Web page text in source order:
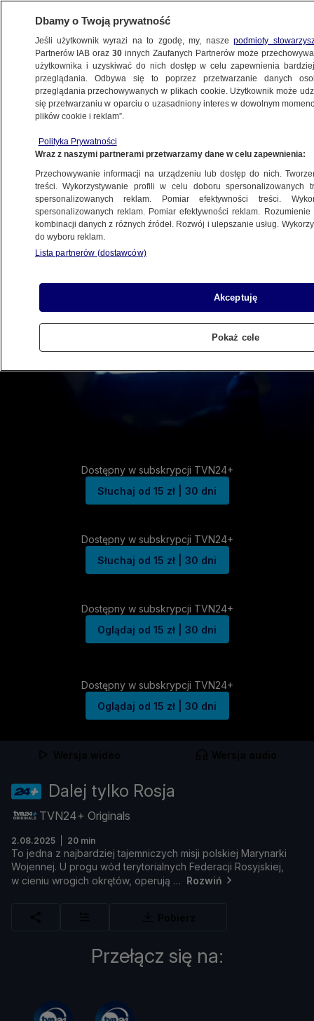
Dostępny w subskrypcji TVN24+
Słuchaj od 15 zł | 30 dni
Dostępny w subskrypcji TVN24+
Słuchaj od 15 zł | 30 dni
Dostępny w subskrypcji TVN24+
Oglądaj od 15 zł | 30 dni
Dostępny w subskrypcji TVN24+
Oglądaj od 15 zł | 30 dni
Dalej tylko Rosja
TVN24+ Originals
2.08.2025 20 min
To jedna z najbardziejtajemniczych misji polskiej Marynarki
Wojennej. U progu wódterytorialnych Federacji Rosyjskiej,
w cieniu wrogich okrętów, operują Rozwiń
Przełącz się na:
Dbamy o Twoją prywatność
Jeśli użytkownik wyrazi na to zgodę, my, naszepodmioty
Partnerów IAB oraz30 innych Zaufanych Partnerów może
użytkownika i uzyskiwać do nich dostęp w celu zapewnienia
przeglądania. Odbywa się to poprzez przetwarzanie danych
przeglądania przechowywanych w plikach cookie. Użytkownik może
się przetwarzaniu w oparciu o uzasadniony interes w dowolnym
plików cookie i reklam”.
Polityka Prywatności
Wraz z naszymi partnerami przetwarzamy dane w celu zapewnienia:
Przechowywanie informacji na urządzeniu lub dostęp do nich.
treści. Wykorzystywanie profili w celu doboru spersonalizowanych
spersonalizowanych reklam. Pomiar efektywności treści.
spersonalizowanych reklam. Pomiar efektywności reklam.
kombinacji danych z różnych źródeł. Rozwój i ulepszanie usług.
do wyboru reklam.
Lista partnerów (dostawców)
Akceptuję
Pokaż cele